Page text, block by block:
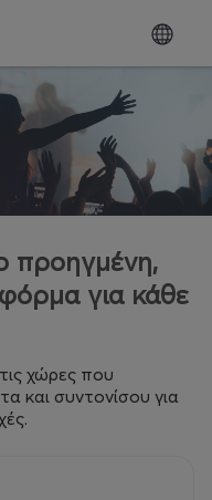
προηγμένη,
για κάθε
χώρες που
και συντονίσου για